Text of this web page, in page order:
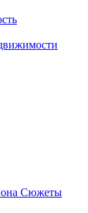
Сюжеты